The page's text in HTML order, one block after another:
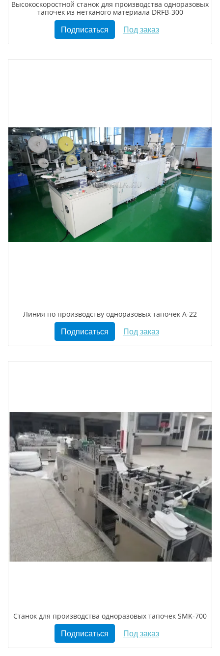
Высокоскоростной станок для производства одноразовых
тапочек из нетканого материала DRFB-300
Подписаться Под заказ
Линия по производству одноразовых тапочек A-22
Подписаться Под заказ
Станок для производства одноразовых тапочек SMK-700
Подписаться Под заказ